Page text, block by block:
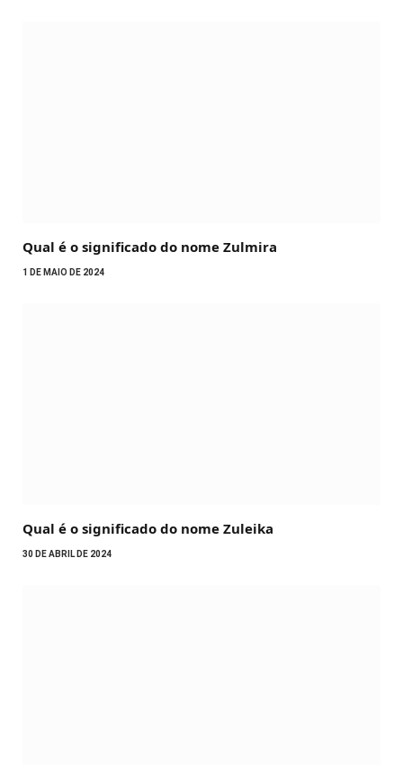
Qual é o significado do nome Zulmira
1 DE MAIO DE 2024
Qual é o significado do nome Zuleika
30 DE ABRIL DE 2024